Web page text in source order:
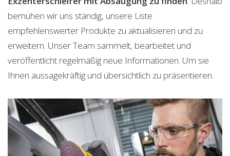
bemühen wir uns ständig, unsere Liste
empfehlenswerter Produkte zu aktualisieren und zu
erweitern. Unser Team sammelt, bearbeitet und
veröffentlicht regelmäßig neue Informationen. Um sie
Ihnen aussagekräftig und übersichtlich zu präsentieren.